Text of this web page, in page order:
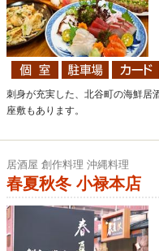
刺身が充実した、北谷町の海鮮居
座敷もあります。
居酒屋 創作料理 沖縄料理
春夏秋冬 小禄本店